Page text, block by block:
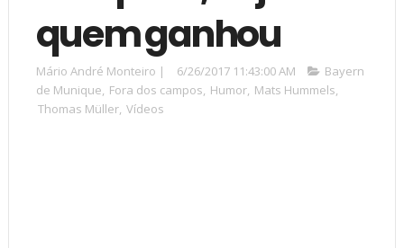
quem ganhou
Mário André Monteiro | 6/26/2017 11:43:00 AM
Bayern
de Munique, Fora dos campos, Humor, Mats Hummels,
Thomas Müller, Vídeos